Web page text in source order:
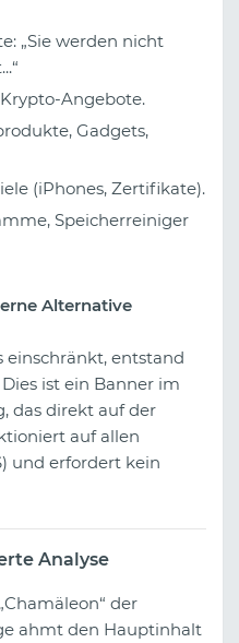
„Sie werden nicht
Angebote.
Gadgets,
(iPhones, Zertifikate).
Speicherreiniger
Alternative
einschränkt, entstand
ist ein Banner im
das direkt auf der
auf allen
und erfordert kein
Analyse
der
ahmt den Hauptinhalt